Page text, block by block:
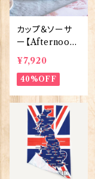
カップ＆ソーサ
ー【Afternoon
Tea】Victoria
Eggs 50109
¥7,920
40%OFF